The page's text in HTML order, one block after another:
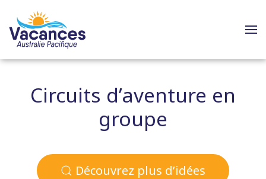
Circuits d’aventure en
groupe
Découvrez plus d’idées